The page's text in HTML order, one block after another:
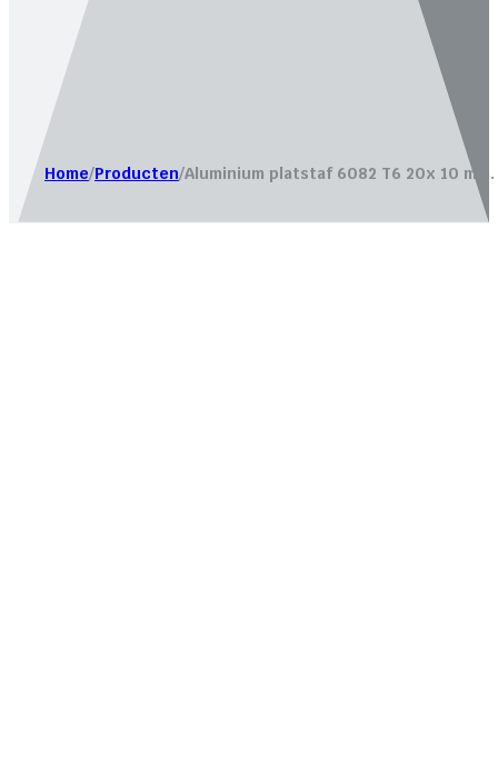
Website laten maken door Bureau Magneet – Online
Home/Producten/Aluminium platstaf 6082 T6 20x 10 mm.